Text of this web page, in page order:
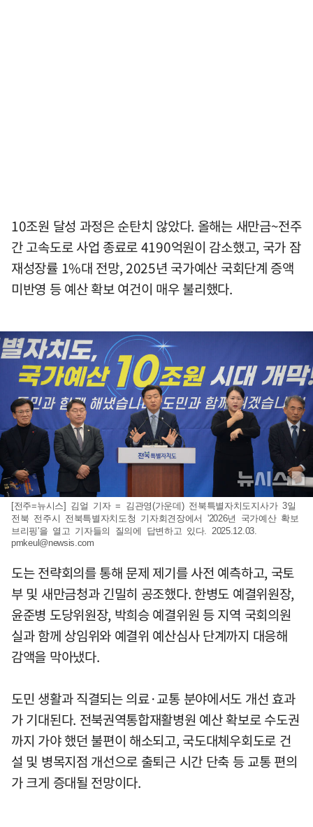
10조원 달성 과정은 순탄치 않았다. 올해는 새만금~전주
간 고속도로 사업 종료로 4190억원이 감소했고, 국가 잠
재성장률 1%대 전망, 2025년 국가예산 국회단계 증액
미반영 등 예산 확보 여건이 매우 불리했다.
[전주=뉴시스] 김얼 기자 = 김관영(가운데) 전북특별자치도지사가 3일
전북 전주시 전북특별자치도청 기자회견장에서 '2026년 국가예산 확보
브리핑'을 열고 기자들의 질의에 답변하고 있다. 2025.12.03.
pmkeul@newsis.com
도는 전략회의를 통해 문제 제기를 사전 예측하고, 국토
부 및 새만금청과 긴밀히 공조했다. 한병도 예결위원장,
윤준병 도당위원장, 박희승 예결위원 등 지역 국회의원
실과 함께 상임위와 예결위 예산심사 단계까지 대응해
감액을 막아냈다.
도민 생활과 직결되는 의료·교통 분야에서도 개선 효과
가 기대된다. 전북권역통합재활병원 예산 확보로 수도권
까지 가야 했던 불편이 해소되고, 국도대체우회도로 건
설 및 병목지점 개선으로 출퇴근 시간 단축 등 교통 편의
가 크게 증대될 전망이다.